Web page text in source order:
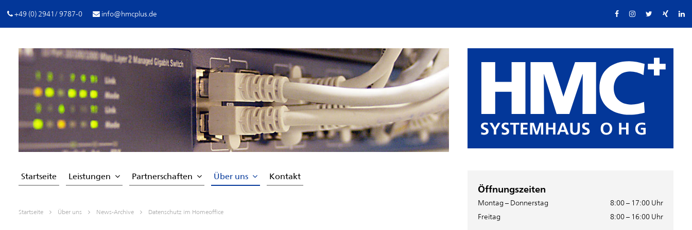
+49 (0) 2941/ 9787-0 info@hmcplus.de
Startseite Leistungen Partnerschaften Über uns Kontakt
Startseite Über uns News-Archive Datenschutz im Homeoffice
Öffnungszeiten
Montag – Donnerstag
8:00 – 17:00 Uhr
Freitag
8:00 – 16:00 Uhr